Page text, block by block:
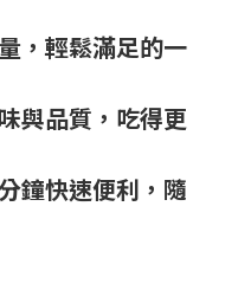
，輕鬆滿足的一
與品質，吃得更
鐘快速便利，隨